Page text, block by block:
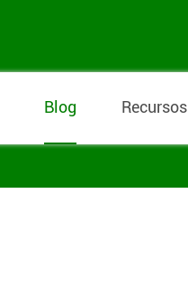
Blog Recursos